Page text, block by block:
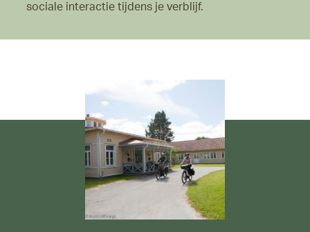
sociale interactie tijdens je verblijf.